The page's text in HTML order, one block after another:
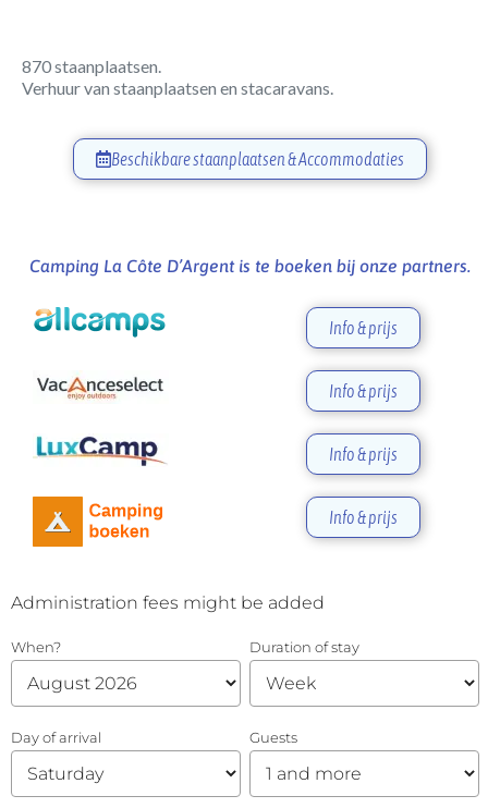
870 staanplaatsen.
Verhuur van staanplaatsen en stacaravans.
Beschikbare staanplaatsen & Accommodaties
Camping La Côte D’Argent is te boeken bij onze partners.
Info & prijs
Info & prijs
Info & prijs
Info & prijs